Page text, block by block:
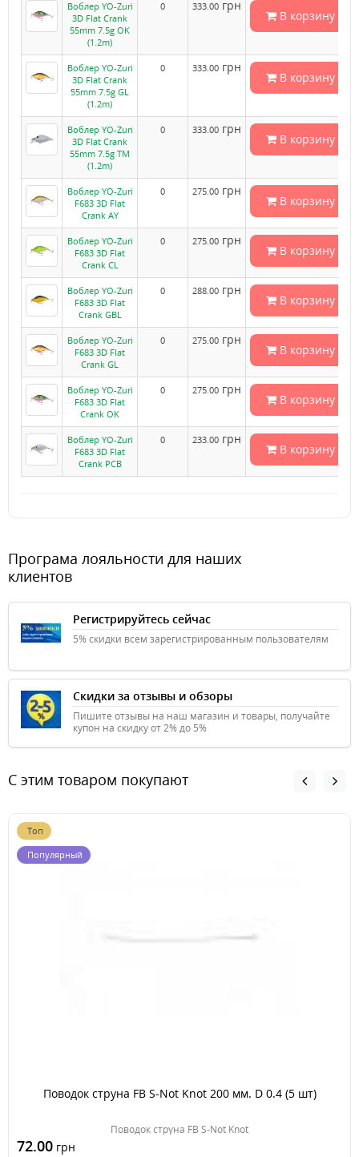
Воблер YO-Zuri
3D Flat Crank
55mm 7.5g OK
(1.2m)
0 333.00 грн
В корзину
Воблер YO-Zuri
3D Flat Crank
55mm 7.5g GL
(1.2m)
0 333.00 грн
В корзину
Воблер YO-Zuri
3D Flat Crank
55mm 7.5g TM
(1.2m)
0 333.00 грн
В корзину
Воблер YO-Zuri
F683 3D Flat
Crank AY
0 275.00 грн
В корзину
Воблер YO-Zuri
F683 3D Flat
Crank CL
0 275.00 грн
В корзину
Воблер YO-Zuri
F683 3D Flat
Crank GBL
0 288.00 грн
В корзину
Воблер YO-Zuri
F683 3D Flat
Crank GL
0 275.00 грн
В корзину
Воблер YO-Zuri
F683 3D Flat
Crank OK
0 275.00 грн
В корзину
Воблер YO-Zuri
F683 3D Flat
Crank PCB
0 233.00 грн
В корзину
Програма лояльности для наших
клиентов
Регистрируйтесь сейчас
5% скидки всем зарегистрированным пользователям
Скидки за отзывы и обзоры
Пишите отзывы на наш магазин и товары, получайте
купон на скидку от 2% до 5%
С этим товаром покупают
Топ
Популярный
Поводок струна FB S-Not Knot 200 мм. D 0.4 (5 шт)
Поводок струна FB S-Not Knot
72.00 грн